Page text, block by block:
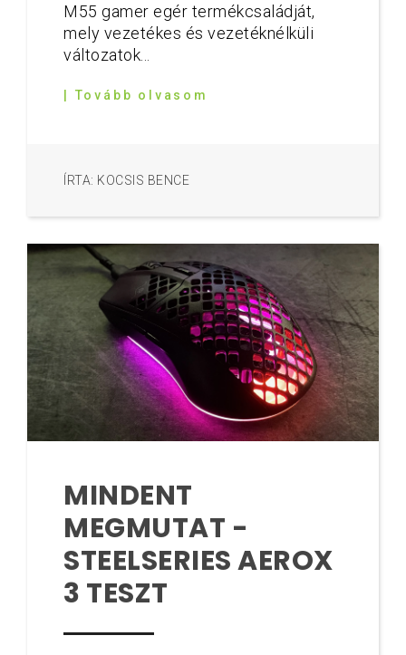
M55 gamer egér termékcsaládját,
mely vezetékes és vezetéknélküli
változatok...
| Tovább olvasom
ÍRTA: KOCSIS BENCE
MINDENT
MEGMUTAT -
STEELSERIES AEROX
3 TESZT